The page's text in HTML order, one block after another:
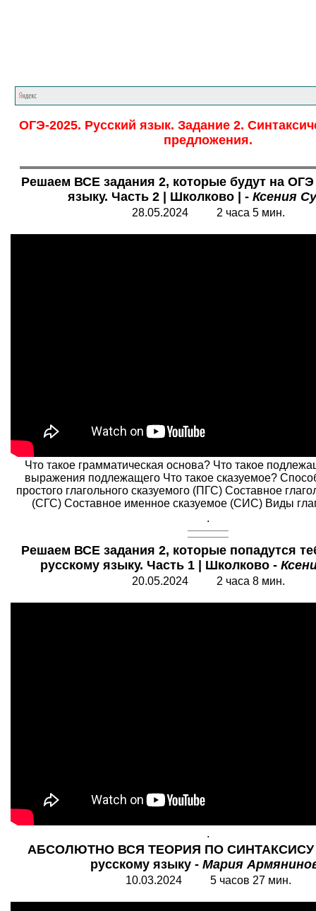
ОГЭ-2025. Русский язык. Задание 2.
предложения.
Решаем ВСЕ задания 2, которые будут на ОГЭ
языку. Часть 2 | Школково | - Ксения
28.05.20242 часа 5 мин.
Что такое грамматическая основа? Что такое
выражения подлежащего Что такое сказуемое?
простого глагольного сказуемого (ПГС) Составное
(СГС) Составное именное сказуемое (СИС) Виды
.
Решаем ВСЕ задания 2, которые попадутся
русскому языку. Часть 1 | Школково -
20.05.20242 часа 8 мин.
.
АБСОЛЮТНО ВСЯ ТЕОРИЯ ПО СИНТАКСИСУ
русскому языку - Мария
10.03.20245 часов 27 мин.